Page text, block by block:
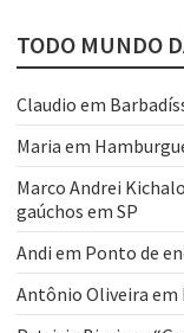
TODO MUNDO
Claudio em
Maria em
Marco Andrei
gaúchos em SP
Andi em Ponto de
Antônio Oliveira em